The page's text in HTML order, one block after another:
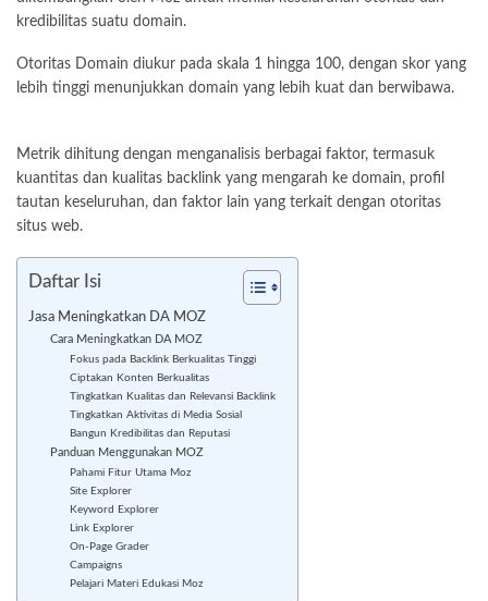
kredibilitas suatu domain.
Otoritas Domain diukur pada skala 1 hingga 100, dengan skor yang
lebih tinggi menunjukkan domain yang lebih kuat dan berwibawa.
Metrik dihitung dengan menganalisis berbagai faktor, termasuk
kuantitas dan kualitas backlink yang mengarah ke domain, profil
tautan keseluruhan, dan faktor lain yang terkait dengan otoritas
situs web.
Daftar Isi
Jasa Meningkatkan DA MOZ
Cara Meningkatkan DA MOZ
Fokus pada Backlink Berkualitas Tinggi
Ciptakan Konten Berkualitas
Tingkatkan Kualitas dan Relevansi Backlink
Tingkatkan Aktivitas di Media Sosial
Bangun Kredibilitas dan Reputasi
Panduan Menggunakan MOZ
Pahami Fitur Utama Moz
Site Explorer
Keyword Explorer
Link Explorer
On-Page Grader
Campaigns
Pelajari Materi Edukasi Moz